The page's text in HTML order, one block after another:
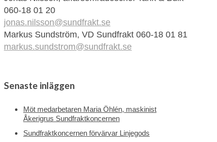
060-18 01 20
jonas.nilsson@sundfrakt.se
Markus Sundström, VD Sundfrakt 060-18 01 81
markus.sundstrom@sundfrakt.se
Senaste inläggen
Möt medarbetaren Maria Öhlén, maskinist
Åkerigrus Sundfraktkoncernen
Sundfraktkoncernen förvärvar Linjegods